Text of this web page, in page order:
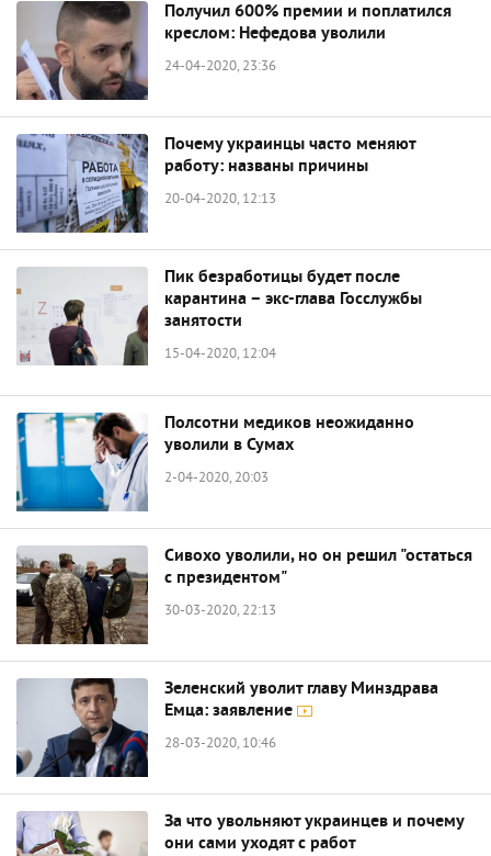
Получил 600% премии и поплатился
креслом: Нефедова уволили
24-04-2020, 23:36
Почему украинцы часто меняют
работу: названы причины
20-04-2020, 12:13
Пик безработицы будет после
карантина – экс-глава Госслужбы
занятости
15-04-2020, 12:04
Полсотни медиков неожиданно
уволили в Сумах
2-04-2020, 20:03
Сивохо уволили, но он решил "остаться
с президентом"
30-03-2020, 22:13
Зеленский уволит главу Минздрава
Емца: заявление
28-03-2020, 10:46
За что увольняют украинцев и почему
они сами уходят с работ